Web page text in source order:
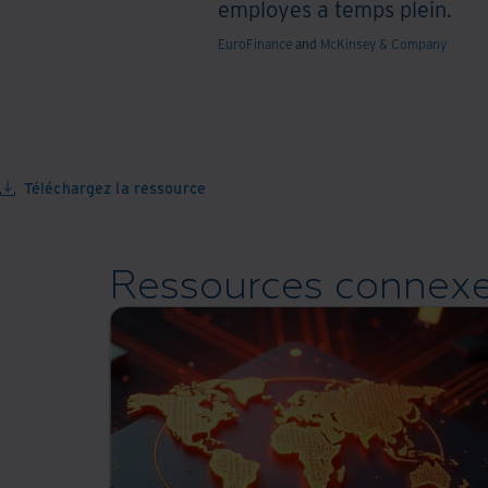
employes a temps plein.
EuroFinance and McKinsey & Company
Téléchargez la ressource
Ressources